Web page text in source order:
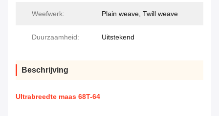
Weefwerk: Plain weave, Twill weave
Duurzaamheid: Uitstekend
Beschrijving
Ultrabreedte maas 68T-64